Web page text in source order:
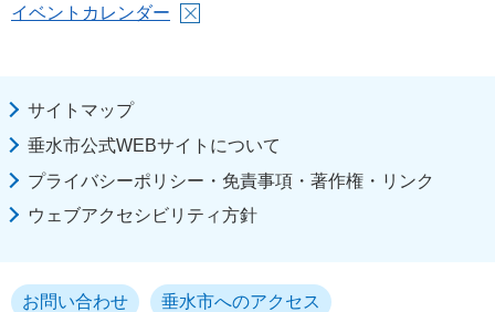
イベントカレンダー
サイトマップ
垂水市公式WEBサイトについて
プライバシーポリシー・免責事項・著作権・リンク
ウェブアクセシビリティ方針
お問い合わせ 垂水市へのアクセス